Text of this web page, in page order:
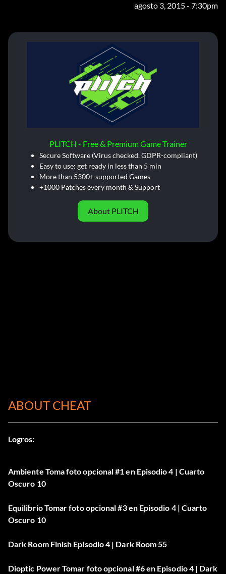
agosto 3, 2015 - 7:30pm
PLITCH - Free & Premium Game Trainer
Secure Software (Virus checked, GDPR-compliant)
Easy to use: get ready in less than 5 min
More than 5300+ supported Games
+1000 Patches every month & Support
About PLITCH
ABOUT CHEAT
Logros:
Ambiente Toma foto opcional #1 en Episodio 4 | Cuarto
Oscuro 10
Equilibrio Tomar foto opcional #3 en Episodio 4 | Cuarto
Oscuro 10
Dark Room Finish Episodio 4 | Dark Room 55
Dioptic Power Tomar foto opcional #6 en Episodio 4 | Dark